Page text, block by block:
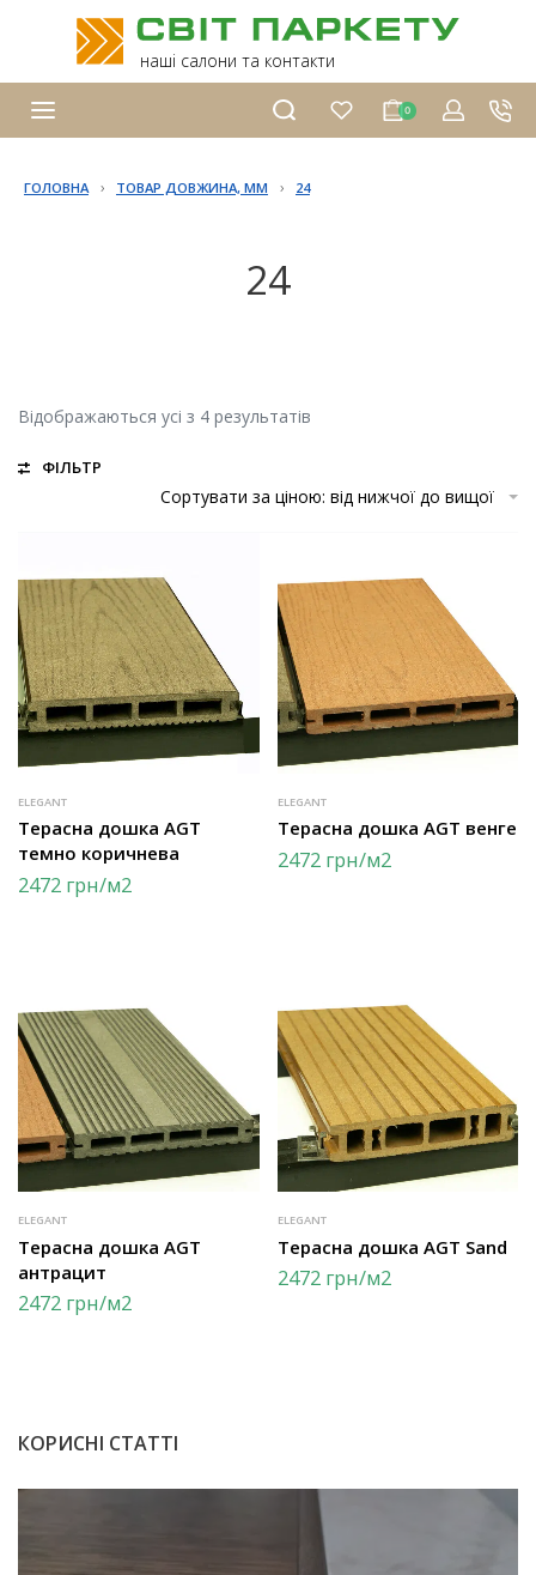
наші салони та контакти
0
ГОЛОВНА › ТОВАР ДОВЖИНА, ММ › 24
24
Відображаються усі з 4 результатів
ФІЛЬТР
Сортувати за ціною: від нижчої до вищої
ELEGANT
Терасна дошка AGT
темно коричнева
2472 грн/м2
ELEGANT
Терасна дошка AGT венге
2472грн/м2
ELEGANT
Терасна дошка AGT
антрацит
2472 грн/м2
ELEGANT
Терасна дошка AGT Sand
2472грн/м2
КОРИСНІ СТАТТІ